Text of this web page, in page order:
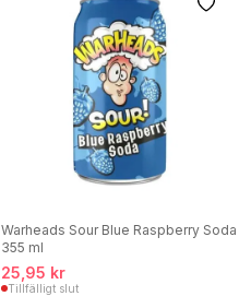
Warheads Sour Blue Raspberry Soda
355 ml
25,95 kr
Tillfälligt slut